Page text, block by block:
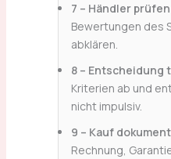
7 – Händler
Bewertungen des
abklären.
8 – Entscheidung
Kriterien ab und
nicht impulsiv.
9 – Kauf
Rechnung,